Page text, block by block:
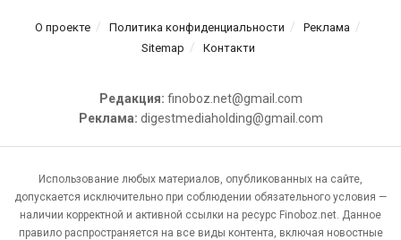
О проекте Политика конфиденциальности
Реклама
Sitemap
Контакти
Редакция: finoboz.net@gmail.com
Реклама: digestmediaholding@gmail.com
Использование любых материалов, опубликованных на сайте,
допускается исключительно при соблюдении обязательного условия —
наличии корректной и активной ссылки на ресурс Finoboz.net. Данное
правило распространяется на все виды контента, включая новостные